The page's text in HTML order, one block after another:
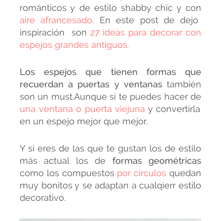
románticos y de estilo shabby chic y con
aire afrancesado. En este post de dejo
inspiración son 27 ideas para decorar con
espejos grandes antiguos.
Los espejos que tienen formas que
recuerdan a puertas y ventanastambién
son un must.Aunque si te puedes hacer de
una ventana o puerta viejuna y convertirla
en un espejo mejor que mejor.
Y si eres de las que te gustan los de estilo
más actual los de formas geométricas
como los compuestos por círculos quedan
muy bonitos y se adaptan a cualqierr estilo
decorativo.